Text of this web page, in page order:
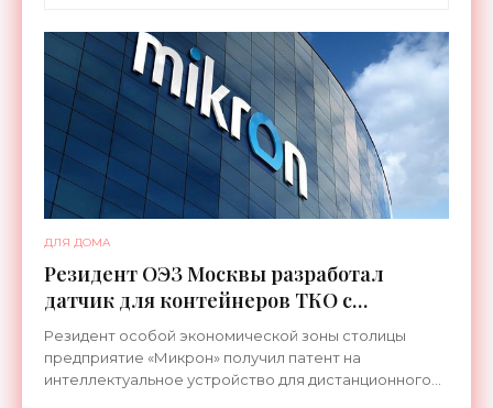
ДЛЯ ДОМА
Резидент ОЭЗ Москвы разработал
датчик для контейнеров ТКО с
контролем температуры - «Новости
Электроники»
Резидент особой экономической зоны столицы
предприятие «Микрон» получил патент на
интеллектуальное устройство для дистанционного